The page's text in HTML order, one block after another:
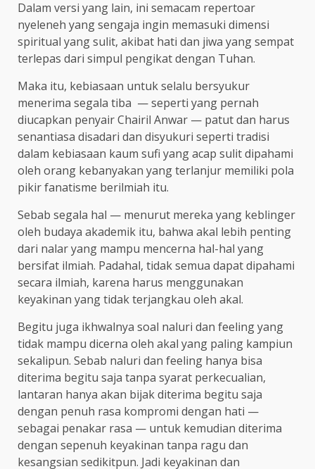
Dalam versi yang lain, ini semacam repertoar
nyeleneh yang sengaja ingin memasuki dimensi
spiritual yang sulit, akibat hati dan jiwa yang sempat
terlepas dari simpul pengikat dengan Tuhan.
Maka itu, kebiasaan untuk selalu bersyukur
menerima segala tiba — seperti yang pernah
diucapkan penyair Chairil Anwar — patut dan harus
senantiasa disadari dan disyukuri seperti tradisi
dalam kebiasaan kaum sufi yang acap sulit dipahami
oleh orang kebanyakan yang terlanjur memiliki pola
pikir fanatisme berilmiah itu.
Sebab segala hal — menurut mereka yang keblinger
oleh budaya akademik itu, bahwa akal lebih penting
dari nalar yang mampu mencerna hal-hal yang
bersifat ilmiah. Padahal, tidak semua dapat dipahami
secara ilmiah, karena harus menggunakan
keyakinan yang tidak terjangkau oleh akal.
Begitu juga ikhwalnya soal naluri dan feeling yang
tidak mampu dicerna oleh akal yang paling kampiun
sekalipun. Sebab naluri dan feeling hanya bisa
diterima begitu saja tanpa syarat perkecualian,
lantaran hanya akan bijak diterima begitu saja
dengan penuh rasa kompromi dengan hati —
sebagai penakar rasa — untuk kemudian diterima
dengan sepenuh keyakinan tanpa ragu dan
kesangsian sedikitpun. Jadi keyakinan dan